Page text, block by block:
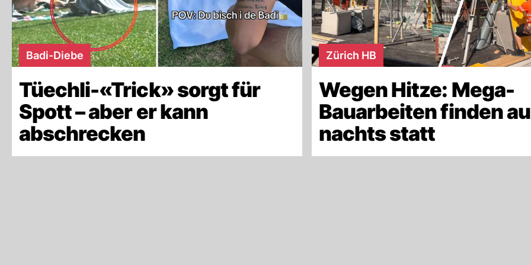
Badi-Diebe
Tüechli-«Trick» sorgt für
Spott – aber er kann
abschrecken
Zürich HB
Wegen Hitze: Mega-
Bauarbeiten finden
nachts statt